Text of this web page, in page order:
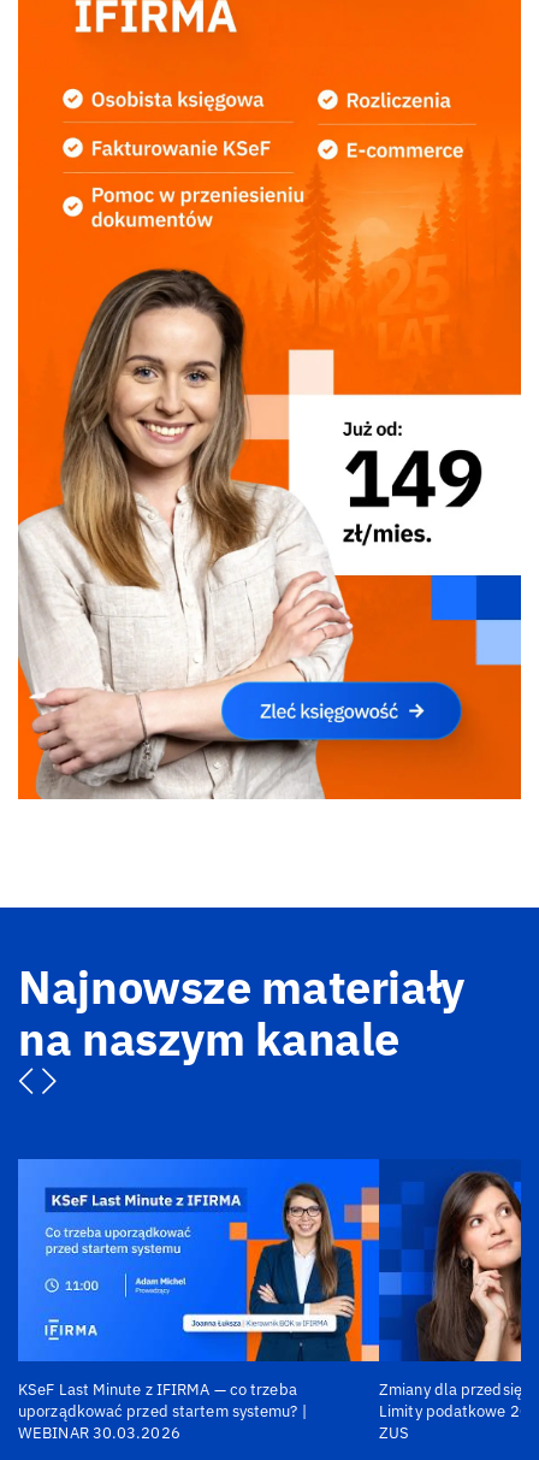
Najnowsze materiały
na naszym kanale
KSeF Last Minute z IFIRMA — co trzeba
uporządkować przed startem systemu? |
WEBINAR 30.03.2026
Zmiany dla
Limity podatkowe
ZUS